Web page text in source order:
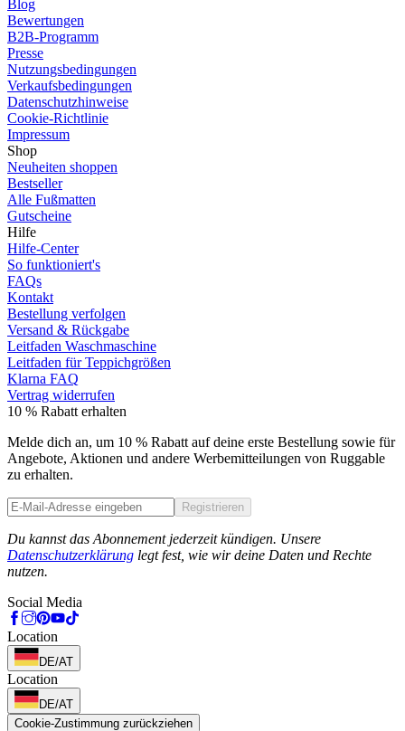
Blog
Bewertungen
B2B-Programm
Presse
Nutzungsbedingungen
Verkaufsbedingungen
Datenschutzhinweise
Cookie-Richtlinie
Impressum
Shop
Neuheiten shoppen
Bestseller
Alle Fußmatten
Gutscheine
Hilfe
Hilfe-Center
So funktioniert's
FAQs
Kontakt
Bestellung verfolgen
Versand & Rückgabe
Leitfaden Waschmaschine
Leitfaden für Teppichgrößen
Klarna FAQ
Vertrag widerrufen
10 % Rabatt erhalten
Melde dich an, um 10 % Rabatt auf deine erste Bestellung sowie für
Angebote, Aktionen und andere Werbemitteilungen von Ruggable
zu erhalten.
Registrieren
Du kannst das Abonnement jederzeit kündigen. Unsere
Datenschutzerklärung legt fest, wie wir deine Daten und Rechte
nutzen.
Social Media
Location
DE/AT
Location
DE/AT
Cookie-Zustimmung zurückziehen